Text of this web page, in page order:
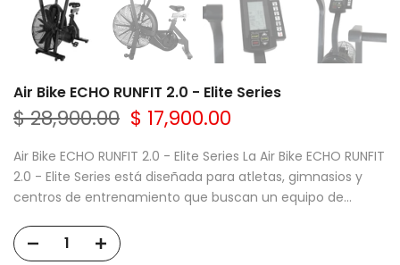
Air Bike ECHO RUNFIT 2.0 - Elite Series
$ 28,900.00 $ 17,900.00
Air Bike ECHO RUNFIT 2.0 - Elite Series La Air Bike ECHO RUNFIT
2.0 - Elite Series está diseñada para atletas, gimnasios y
centros de entrenamiento que buscan un equipo de...